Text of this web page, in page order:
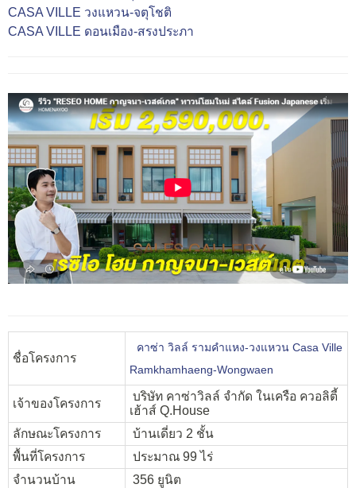
CASA VILLE วงแหวน-จตุโชติ
CASA VILLE ดอนเมือง-สรงประภา
ชื่อโครงการ
คาซ่า วิลล์ รามคำแหง-วงแหวน Casa Ville
Ramkhamhaeng-Wongwaen
เจ้าของโครงการ
บริษัท คาซ่าวิลล์ จำกัด ในเครือ ควอลิตี้
เฮ้าส์ Q.House
ลักษณะโครงการ
บ้านเดี่ยว 2 ชั้น
พื้นที่โครงการ
ประมาณ 99 ไร่
จำนวนบ้าน
356 ยูนิต